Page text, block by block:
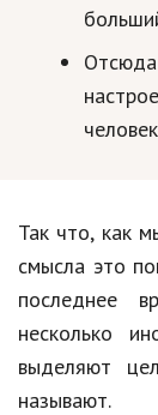
Хобби и
Финансы
Образование
Наука и
Так что, как
смысла это
последнее
несколько
выделяют
называют.